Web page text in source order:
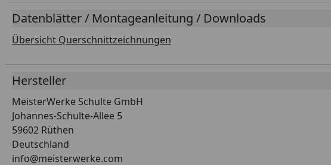
Datenblätter / Montageanleitung / Downloads
Übersicht Querschnittzeichnungen
Hersteller
MeisterWerke Schulte GmbH
Johannes-Schulte-Allee 5
59602 Rüthen
Deutschland
info@meisterwerke.com